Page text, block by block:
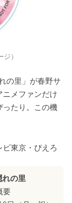
）
の里」が春野サ
ニメファンだけ
ったり。この機
ビ東京・ぴえろ
の里
要